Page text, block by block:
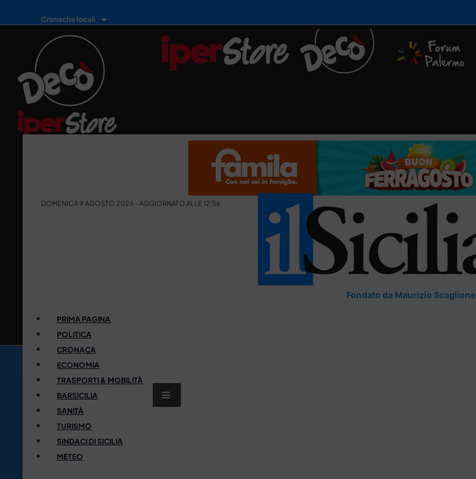
Cronache locali
DOMENICA 9 AGOSTO 2026 - AGGIORNATO ALLE 12:56
Fondato da Maurizio Scaglione
PRIMA PAGINA
POLITICA
CRONACA
ECONOMIA
TRASPORTI & MOBILITÀ
BARSICILIA
SANITÀ
TURISMO
SINDACI DI SICILIA
METEO